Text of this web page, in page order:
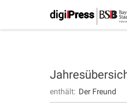
enthält: Der Freund